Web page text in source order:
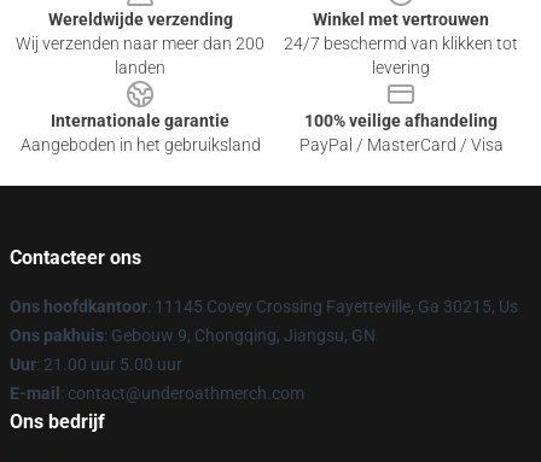
Wereldwijde verzending
Wij verzenden naar meer dan 200
landen
Winkel met vertrouwen
24/7 beschermd van klikken tot
levering
Internationale garantie
Aangeboden in het gebruiksland
100% veilige afhandeling
PayPal / MasterCard / Visa
Contacteer ons
Ons hoofdkantoor: 11145 Covey Crossing Fayetteville, Ga 30215, Us
Ons pakhuis: Gebouw 9, Chongqing, Jiangsu, GN
Uur: 21.00 uur 5.00 uur
E-mail : contact@underoathmerch.com
Ons bedrijf